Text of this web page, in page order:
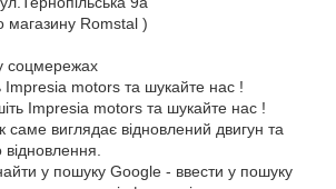
магазину Romstal )
соцмережах
Impresia motors та шукайте нас !
Impresia motors та шукайте нас !
саме виглядає відновлений двигун та
у пошуку Google - ввести у пошуку